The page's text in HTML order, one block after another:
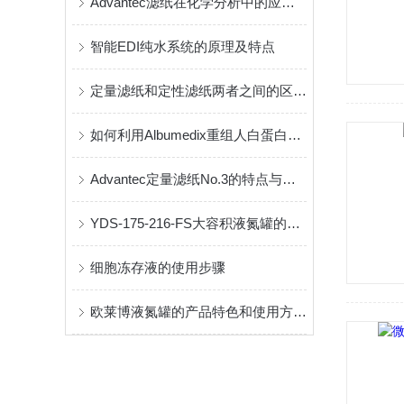
智能EDI纯水系统的原理及特点
定量滤纸和定性滤纸两者之间的区别介绍
如何利用Albumedix重组人白蛋白提高疫苗效果？
Advantec定量滤纸No.3的特点与优势分析
YDS-175-216-FS大容积液氮罐的应用优势
细胞冻存液的使用步骤
欧莱博液氮罐的产品特色和使用方法是怎样的